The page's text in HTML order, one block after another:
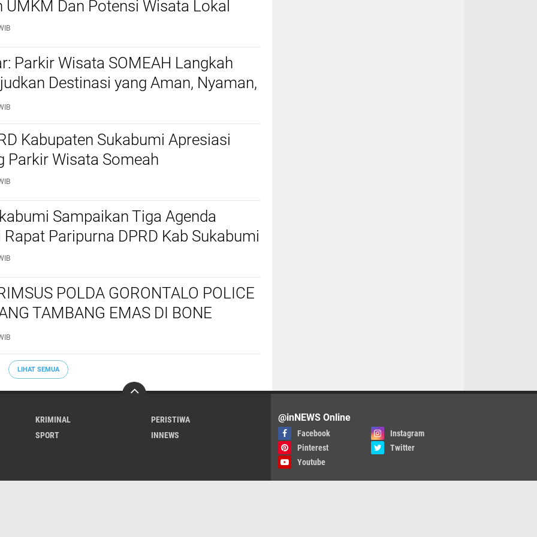
UMKM Dan Potensi Wisata Lokal
Parkir Wisata SOMEAH Langkah
Destinasi yang Aman, Nyaman,
Kabupaten Sukabumi Apresiasi
Parkir Wisata Someah
Sampaikan Tiga Agenda
Rapat Paripurna DPRD Kab Sukabumi
POLDA GORONTALO POLICE
TAMBANG EMAS DI BONE
LIHAT SEMUA
KRIMINAL
PERISTIWA
SPORT INNEWS
@inNEWS Online
Facebook
Instagram
Pinterest
Twitter
Youtube